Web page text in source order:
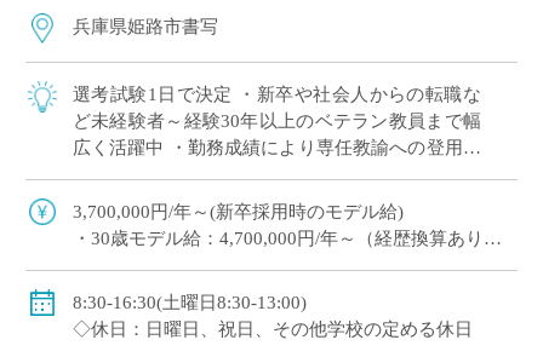
兵庫県姫路市書写
選考試験1日で決定 ・新卒や社会人からの転職な
ど未経験者～経験30年以上のベテラン教員まで幅
広く活躍中 ・勤務成績により専任教諭への登用あ
流にも注力 ※高校免許 […]
3,700,000円/年～(新卒採用時のモデル給)
・30歳モデル給：4,700,000円/年～（経歴換算あり）
※上記以外に補習手当、特殊業務手当、通勤手当、入
試手当、クラブ活動手当を支給
8:30-16:30(土曜日8:30-13:00)
◇休日：日曜日、祝日、その他学校の定める休日